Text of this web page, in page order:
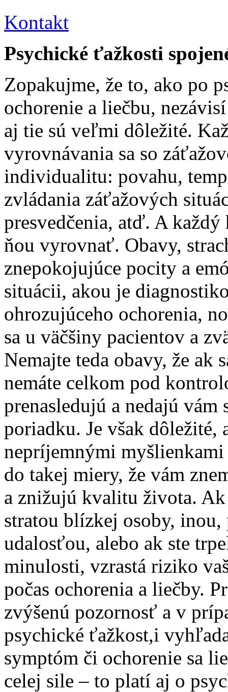
Kontakt
Psychické ťažkosti
Zopakujme, že to, ako po
ochorenie a liečbu,
aj tie sú veľmi dôležité.
vyrovnávania sa so
individualitu: povahu,
zvládania záťažových
presvedčenia, atď. A
ňou vyrovnať. Obavy,
znepokojujúce pocity a
situácii, akou je
ohrozujúceho ochorenia,
sa u väčšiny pacientov a
Nemajte teda obavy, že ak
nemáte celkom pod
prenasledujú a nedajú
poriadku. Je však dôležité,
nepríjemnými
do takej miery, že vám
a znižujú kvalitu života. Ak
stratou blízkej osoby,
udalosťou, alebo ak ste
minulosti, vzrastá riziko
počas ochorenia a liečby.
zvýšenú pozornosť a v
psychické ťažkost,i
symptóm či ochorenie sa
celej sile – to platí aj o